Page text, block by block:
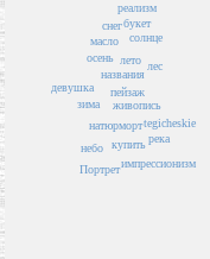
пейзаж
названия
живопись
лето
натюрморт
купить
солнце
лес
зима
осень
букет
масло
река
снег
tegicheskie
реализм
небо
импрессионизм
Портрет
девушка